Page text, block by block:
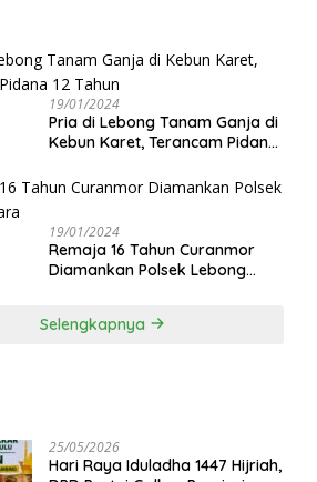
19/01/2024
Pria di Lebong Tanam Ganja di
Kebun Karet, Terancam Pidana
19/01/2024
Remaja 16 Tahun Curanmor
Diamankan Polsek Lebong
Selengkapnya
25/05/2026
Hari Raya Iduladha 1447 Hijriah,